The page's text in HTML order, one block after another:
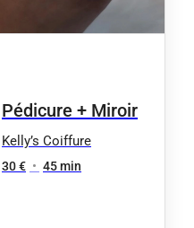
Pédicure + Miroir
Kelly’s Coiffure
30 € • 45 min